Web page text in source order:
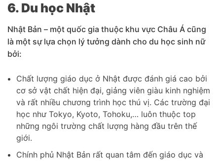
6. Du học Nhật
Nhật Bản – một quốc gia thuộc khu vực Châu Á cũng
là một sự lựa chọn lý tưởng dành cho du học sinh nữ
bởi:
Chất lượng giáo dục ở Nhật được đánh giá cao bởi
cơ sở vật chất hiện đại, giảng viên giàu kinh nghiệm
và rất nhiều chương trình học thú vị. Các trường đại
học như Tokyo, Kyoto, Tohoku,… luôn thuộc top
những ngôi trường chất lượng hàng đầu trên thế
giới.
Chính phủ Nhật Bản rất quan tâm đến giáo dục và